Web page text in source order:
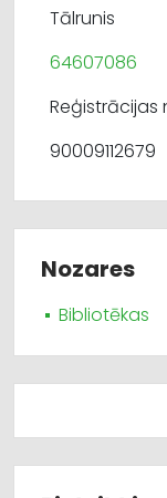
Tālrunis
64607086
Reģistrācijas
90009112679
Nozares
Bibliotēkas